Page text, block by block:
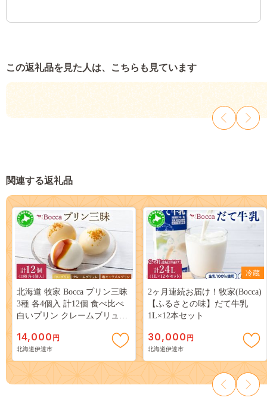
この返礼品を見た人は、こちらも見ています
関連する返礼品
北海道 牧家 Bocca プリン三昧
3種 各4個入 計12個 食べ比べ
白いプリン クレームブリュレ
なめらか ミルク カラメル ギ
フト 送料無料
14,000 円
北海道伊達市
冷蔵
2ヶ月連続お届け！牧家(Bocca)
【ふるさとの味】だて牛乳
1L×12本セット
30,000 円
北海道伊達市